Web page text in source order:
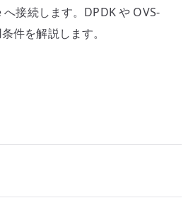
接続します。DPDK や OVS-
件を解説します。